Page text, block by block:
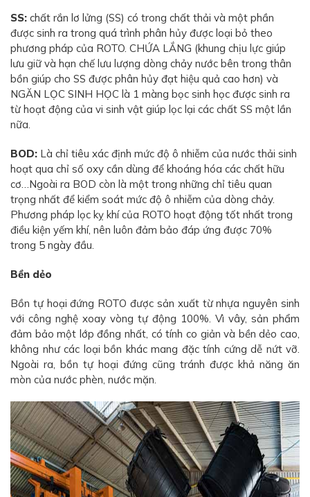
SS: chất rắn lơ lửng (SS) có trong chất thải và một phần
được sinh ra trong quá trình phân hủy được loại bỏ theo
phương pháp của ROTO. CHỨA LẮNG (khung chịu lực giúp
lưu giữ và hạn chế lưu lượng dòng chảy nước bên trong thân
bồn giúp cho SS được phân hủy đạt hiệu quả cao hơn) và
NGĂN LỌC SINH HỌC là 1 màng bọc sinh học được sinh ra
từ hoạt động của vi sinh vật giúp lọc lại các chất SS một lần
nữa.
BOD: Là chỉ tiêu xác định mức độ ô nhiễm của nước thải sinh
hoạt qua chỉ số oxy cần dùng để khoáng hóa các chất hữu
cơ…Ngoài ra BOD còn là một trong những chỉ tiêu quan
trọng nhất để kiểm soát mức độ ô nhiễm của dòng chảy.
Phương pháp lọc kỵ khí của ROTO hoạt động tốt nhất trong
điều kiện yếm khí, nên luôn đảm bảo đáp ứng được 70%
trong 5 ngày đầu.
Bền dẻo
Bồn tự hoại đứng ROTO được sản xuất từ nhựa nguyên sinh
với công nghệ xoay vòng tự động 100%. Vì vây, sản phẩm
đảm bảo một lớp đồng nhất, có tính co giản và bền dẻo cao,
không như các loại bồn khác mang đặc tính cứng dễ nứt vỡ.
Ngoài ra, bồn tự hoại đứng cũng tránh được khả năng ăn
mòn của nước phèn, nước mặn.